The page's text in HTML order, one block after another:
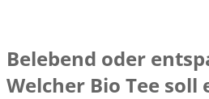
Belebend oder
Welcher Bio Tee soll